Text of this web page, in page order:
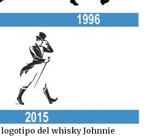
del whisky Johnnie